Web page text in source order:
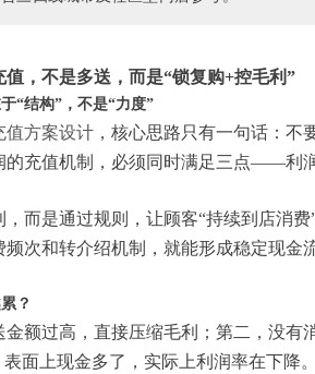
，不是多送，而是“锁复购+控毛利”
“结构”，不是“力度”
值方案设计 ，核心思路只有一句话：不
充值机制，必须同时满足三点——利
而是通过规则，让顾客“持续到店消
次和转介绍机制，就能形成稳定现金
？
额过高，直接压缩毛利；第二，没
面上现金多了，实际上利润率在下降。